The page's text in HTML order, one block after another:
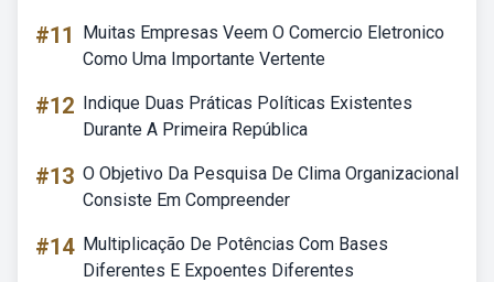
#11
Muitas Empresas Veem O Comercio Eletronico
Como Uma Importante Vertente
#12 Indique Duas Práticas Políticas Existentes
Durante A Primeira República
#13 O Objetivo Da Pesquisa De Clima Organizacional
Consiste Em Compreender
#14 Multiplicação De Potências Com Bases
Diferentes E Expoentes Diferentes